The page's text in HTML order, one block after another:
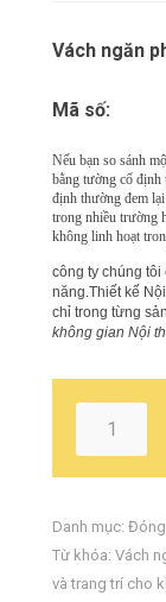
Vách ngăn
Mã số:
Nếu bạn so sánh
bằng tường cố định
định thường đem
trong nhiều trường
không linh hoạt
công ty chúng tôi
năng.Thiết kế
chỉ trong từng
không gian Nội
Danh mục: Đóng
Từ khóa: Vách
và trang trí cho